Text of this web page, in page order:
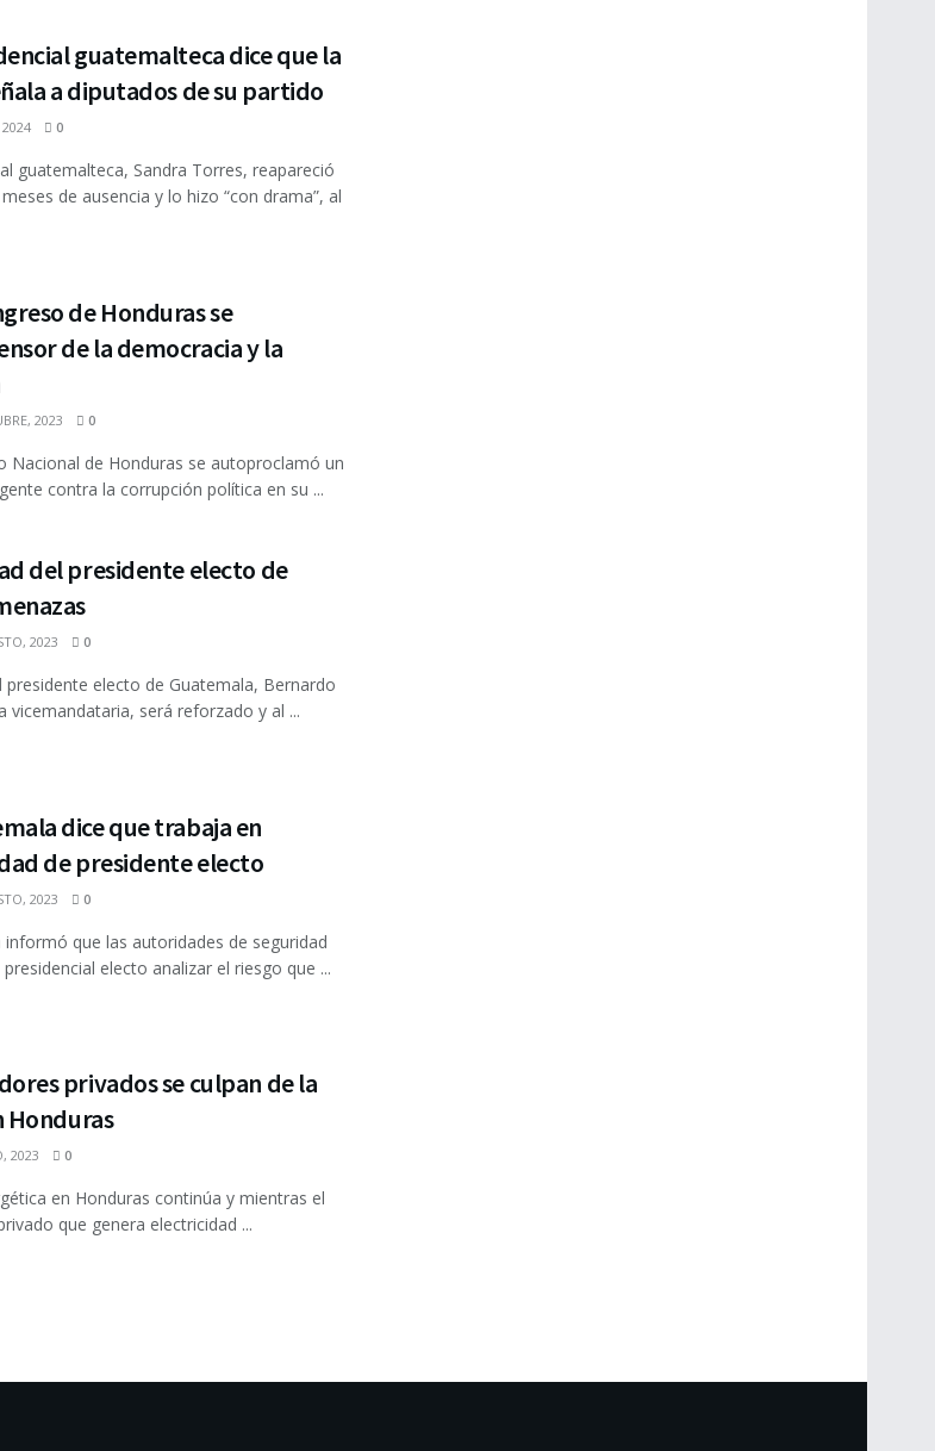
guatemalteca dice que la
a diputados de su partido
0
guatemalteca, Sandra Torres, reapareció
de ausencia y lo hizo “con drama”, al
de Honduras se
de la democracia y la
2023 0
Nacional de Honduras se autoproclamó un
contra la corrupción política en su ...
del presidente electo de
2023 0
presidente electo de Guatemala, Bernardo
vicemandataria, será reforzado y al ...
dice que trabaja en
de presidente electo
2023 0
que las autoridades de seguridad
electo analizar el riesgo que ...
privados se culpan de la
Honduras
2023 0
en Honduras continúa y mientras el
que genera electricidad ...